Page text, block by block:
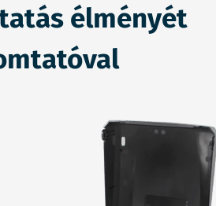
élményét